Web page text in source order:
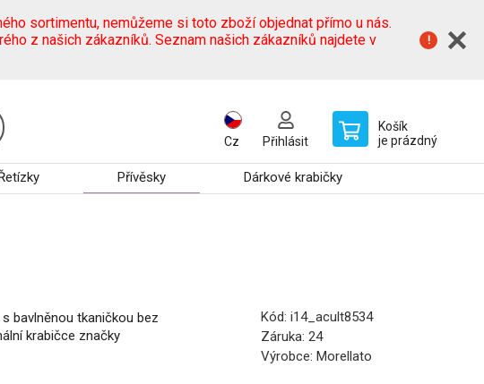
sortimentu, nemůžeme si toto zboží objednat přímo u nás.
z našich zákazníků. Seznam našich zákazníků najdete v
Cz Přihlásit
Košík
je prázdný
Přívěsky Dárkové krabičky
bavlněnou tkaničkou bez
krabičce značky
Kód: i14_acult8534
Záruka: 24
Výrobce: Morellato